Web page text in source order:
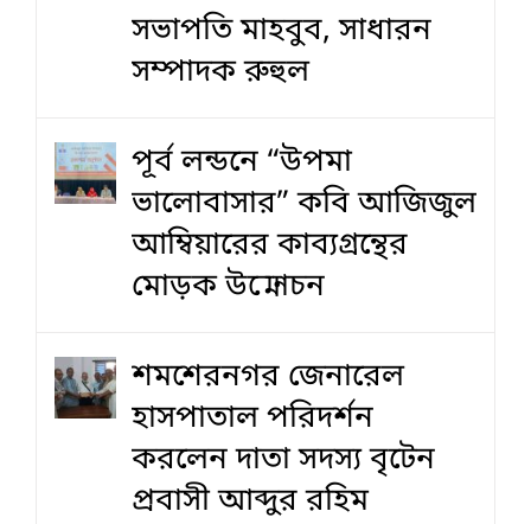
সভাপতি মাহবুব, সাধারন
সম্পাদক রুহুল
পূর্ব লন্ডনে “উপমা
ভালোবাসার” কবি আজিজুল
আম্বিয়ারের কাব্যগ্রন্থের
মোড়ক উন্মোচন
শমশেরনগর জেনারেল
হাসপাতাল পরিদর্শন
করলেন দাতা সদস্য বৃটেন
প্রবাসী আব্দুর রহিম